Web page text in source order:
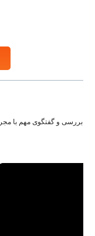
and
بررسی و گفتگوی مهم با